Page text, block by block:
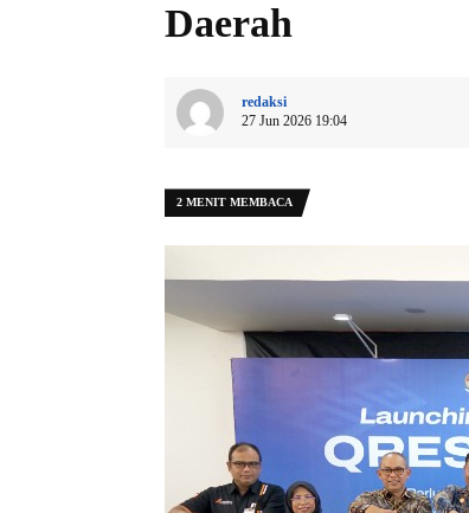
Daerah
redaksi
27 Jun 2026 19:04
2 MENIT MEMBACA